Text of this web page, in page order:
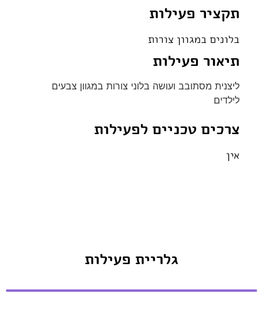
תקציר פעילות
בלונים במגוון צורות
תיאור פעילות
ליצנית מסתובב ועושה בלוני צורות במגוון צבעים
לילדים
צרכים טכניים לפעילות
אין
גלריית פעילות